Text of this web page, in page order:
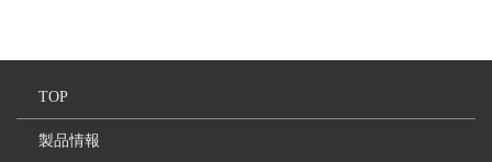
TOP
製品情報